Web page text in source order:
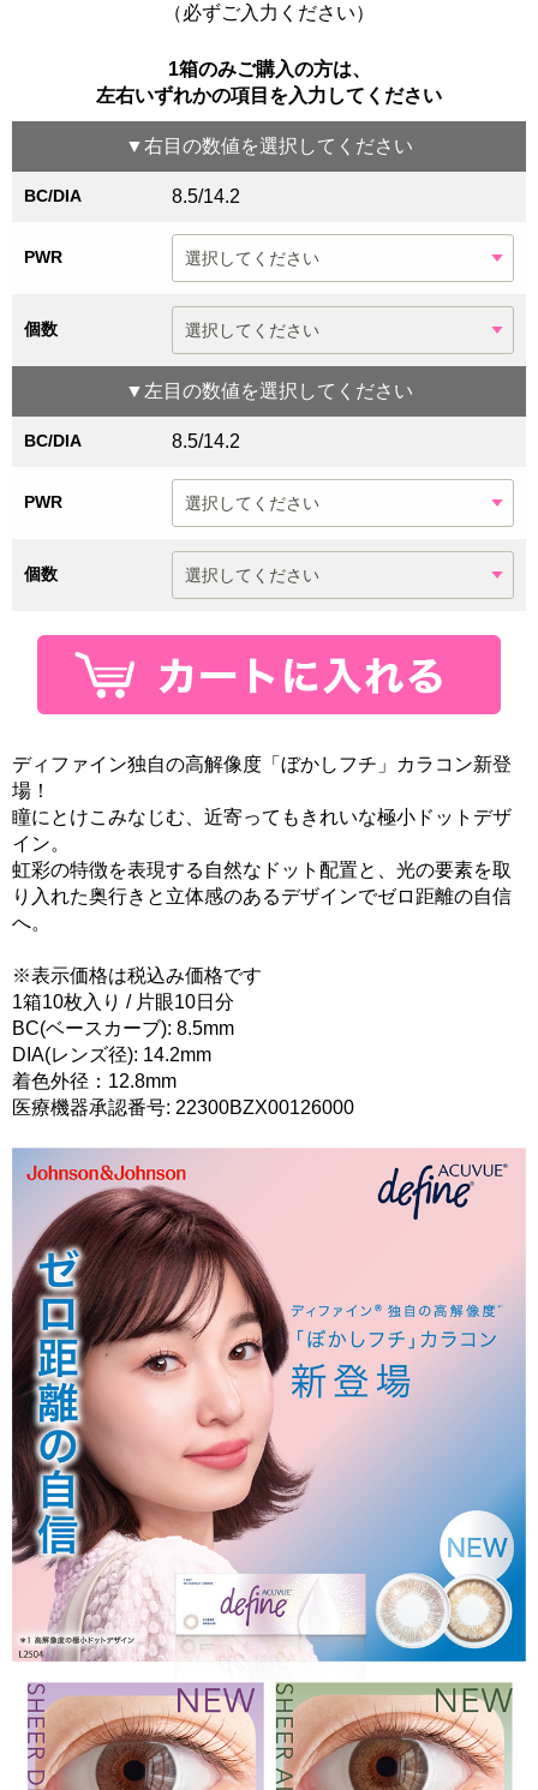
（必ずご入力ください）
1箱のみご購入の方は、
左右いずれかの項目を入力してください
▼右目 の数値を選択してください
BC/DIA 8.5/14.2
PWR
個数
▼ 左目 の数値を選択してください
BC/DIA 8.5/14.2
PWR
個数
ディファイン独自の高解像度「ぼかしフチ」カラコン新登
場！
瞳にとけこみなじむ、近寄ってもきれいな極小ドットデザ
イン。
虹彩の特徴を表現する自然なドット配置と、光の要素を取
り入れた奥行きと立体感のあるデザインでゼロ距離の自信
へ。
※表示価格は税込み価格です
1箱10枚入り / 片眼10日分
BC(ベースカーブ): 8.5mm
DIA(レンズ径): 14.2mm
着色外径：12.8mm
医療機器承認番号: 22300BZX00126000